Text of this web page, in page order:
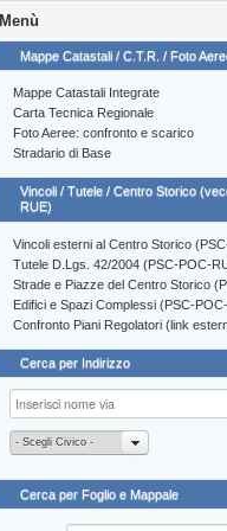
Menù
Mappe Catastali / C.T.R. / Foto
Mappe Catastali Integrate
Carta Tecnica Regionale
Foto Aeree: confronto e scarico
Stradario di Base
Vincoli / Tutele / Centro Storico
RUE)
Vincoli esterni al Centro Storico
Tutele D.Lgs. 42/2004 (PSC-POC-
Strade e Piazze del Centro Storico
Edifici e Spazi Complessi (PSC-
Confronto Piani Regolatori (link
Cerca per Indirizzo
- Scegli Civico -
Cerca per Foglio e Mappale